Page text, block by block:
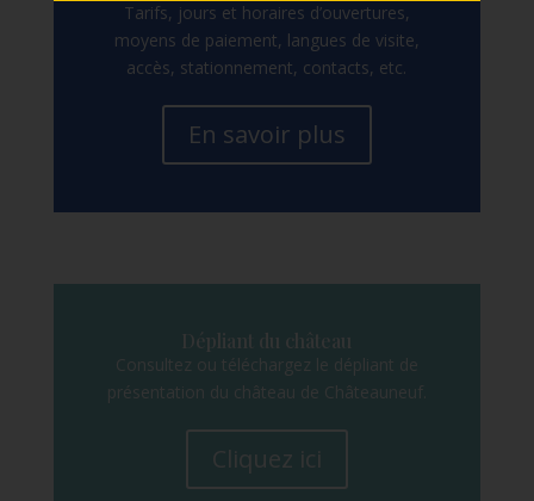
Tarifs, jours et horaires d’ouvertures,
moyens de paiement, langues de visite,
accès, stationnement, contacts, etc.
En savoir plus
Dépliant du château
Consultez ou téléchargez le dépliant de
présentation du château de Châteauneuf.
Cliquez ici